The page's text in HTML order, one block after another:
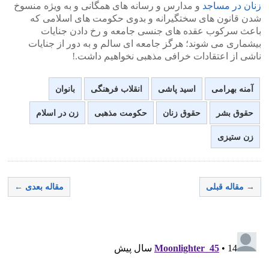
زنان در مساجد و مدارس و رسانه های همگانی و به ویژه منسوخ
شدن قانون های سختگیرانه و بدوی حکومت های اسلامی که
باعث سرکوب عقده های جنسی جامعه و رخ دادن جنایات
بیشماری می شوند؛ هرگز جامعه ای سالم و به دور از جنایات
ناشی از اعتقادات خرافی مذهبی نخواهیم داشت.!
آمنه بهرامی اسید پاشی انقلاب فرهنگی بانوان
حقوق بشر حقوق زنان حکومت مذهبی زن در اسلام
زن ستیزی
→ مقاله قبلی مقاله بعدی ←